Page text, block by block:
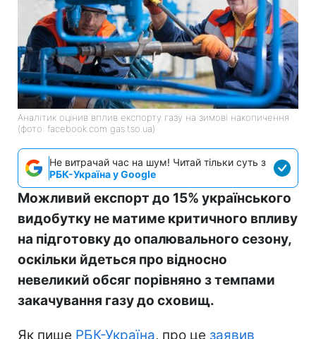
Аналітик оцінив вплив експорту газу на зимові накопичення
(фото: facebook.com gas.tso.ua)
Не витрачай час на шум! Читай тільки суть з
РБК-Україна у Google
Можливий експорт до 15% українського
видобутку не матиме критичного впливу
на підготовку до опалювального сезону,
оскільки йдеться про відносно
невеликий обсяг порівняно з темпами
закачування газу до сховищ.
Як пише РБК-Україна, про це заявив